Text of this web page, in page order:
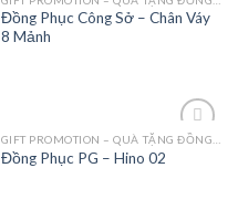
Add to
Wishlist
Đồng Phục Công Sở – Chân Váy
8 Mảnh
Add to
Wishlist
Đồng Phục PG – Hino 02